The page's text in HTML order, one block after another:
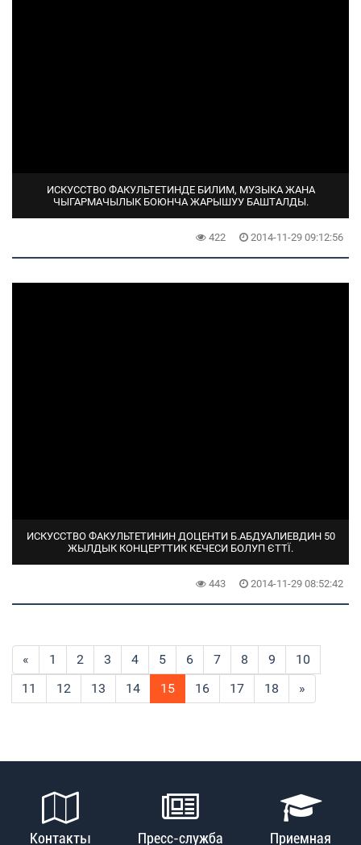
ИСКУССТВО ФАКУЛЬТЕТИНДЕ БИЛИМ, МУЗЫКА ЖАНА
ЧЫГАРМАЧЫЛЫК БОЮНЧА ЖАРЫШУУ БАШТАЛДЫ.
422 2014-11-29 09:12:56
ИСКУССТВО ФАКУЛЬТЕТИНИН ДОЦЕНТИ Б.АБДУАЛИЕВДИН 50
ЖЫЛДЫК КОНЦЕРТТИК КЕЧЕСИ БОЛУП ЄТТЇ.
443 2014-11-29 08:52:42
« 1 2 3 4 5 6 7 8 9
10
11
12 13 14 15 16 17 18 »
Контакты Пресс-служба Приемная